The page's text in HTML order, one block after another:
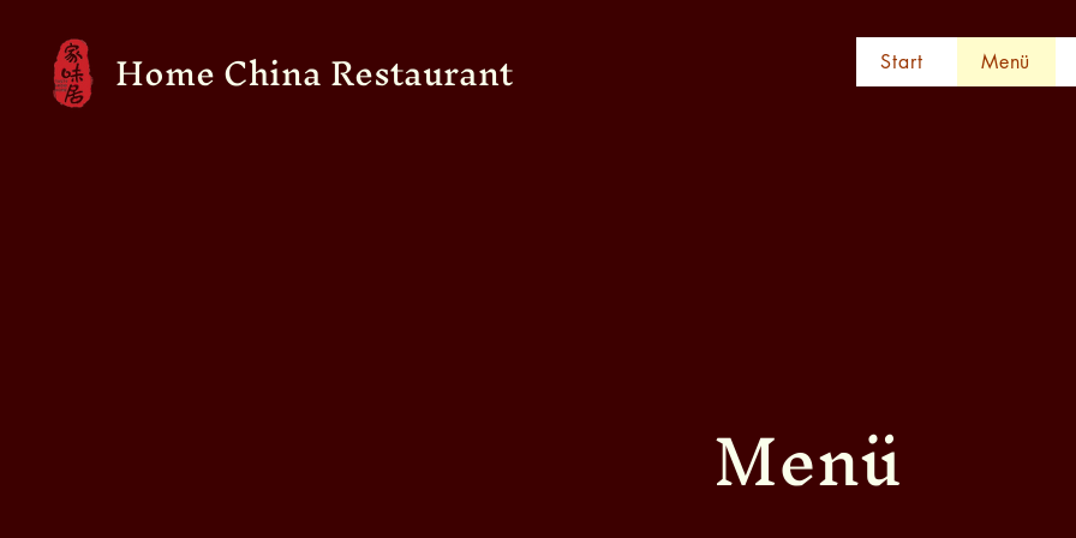
Home China Restaurant Start Menü
Menü